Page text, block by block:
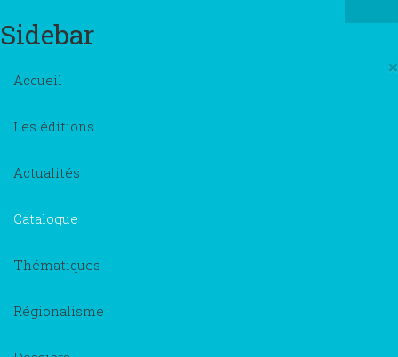
Sidebar
×
Accueil
Les éditions
Actualités
Catalogue
Thématiques
Régionalisme